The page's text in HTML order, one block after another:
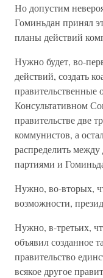
Но допустим
Гоминьдан принял
планы действий
Нужно будет, во-
действий, создать
правительственные
Консультативном
правительстве две
коммунистов, а
распределить
партиями и
Нужно, во-вторых,
возможности,
Нужно, в-третьих,
объявил созданное
правительство
всякое другое